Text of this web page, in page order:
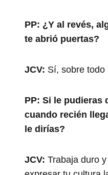
PP: ¿Y al revés,
te abrió puertas?
JCV: Sí, sobre todo
PP: Si le pudieras
cuando recién
le dirías?
JCV: Trabaja duro